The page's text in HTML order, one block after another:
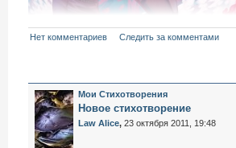
Нет комментариев Следить за комментами
Мои Стихотворения
Новое стихотворение
Law Alice, 23 октября 2011, 19:48